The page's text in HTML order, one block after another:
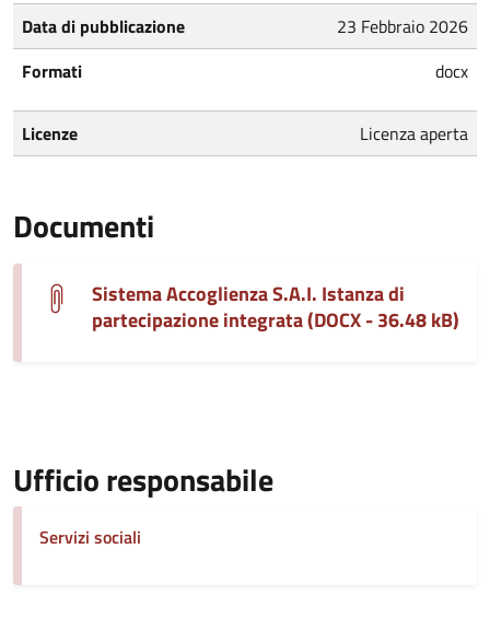
Data di pubblicazione
23 Febbraio 2026
Formati
docx
Licenze Licenza aperta
Documenti
Sistema Accoglienza S.A.I. Istanza di
partecipazione integrata (DOCX - 36.48 kB)
Ufficio responsabile
Servizi sociali